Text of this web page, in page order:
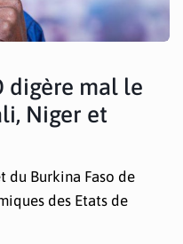
digère mal le
Niger et
du Burkina Faso de
des Etats de